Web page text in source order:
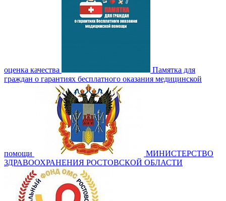
оценка качества
Памятка для
граждан о гарантиях бесплатного оказания медицинской
помощи
МИНИСТЕРСТВО
ЗДРАВООХРАНЕНИЯ РОСТОВСКОЙ ОБЛАСТИ